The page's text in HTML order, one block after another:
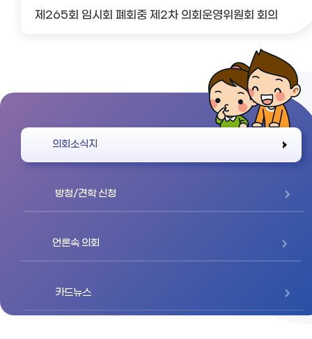
제265회 임시회 폐회중 제2차 의회운영위원회 회의
의회소식지
방청/견학 신청
언론속 의회
카드뉴스